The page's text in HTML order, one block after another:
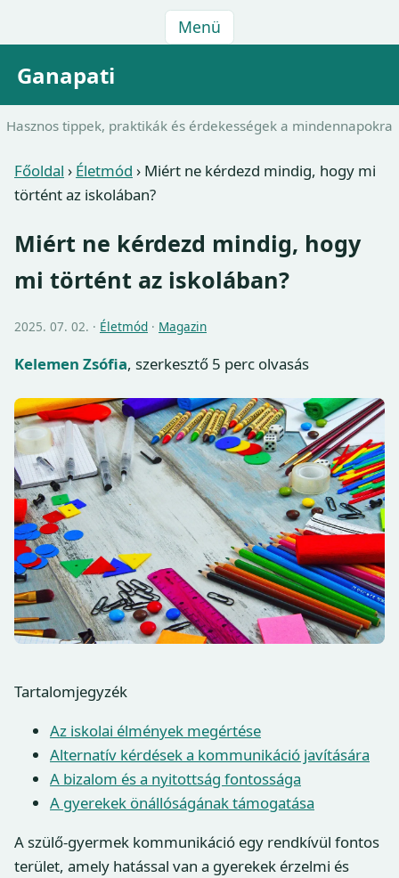
Menü
Ganapati
Hasznos tippek, praktikák és érdekességek a mindennapokra
Főoldal › Életmód › Miért ne kérdezd mindig, hogy mi
történt az iskolában?
Miért ne kérdezd mindig, hogy
mi történt az iskolában?
2025. 07. 02. · Életmód · Magazin
Kelemen Zsófia, szerkesztő 5 perc olvasás
Tartalomjegyzék
Az iskolai élmények megértése
Alternatív kérdések a kommunikáció javítására
A bizalom és a nyitottság fontossága
A gyerekek önállóságának támogatása
A szülő-gyermek kommunikáció egy rendkívül fontos
terület, amely hatással van a gyerekek érzelmi és